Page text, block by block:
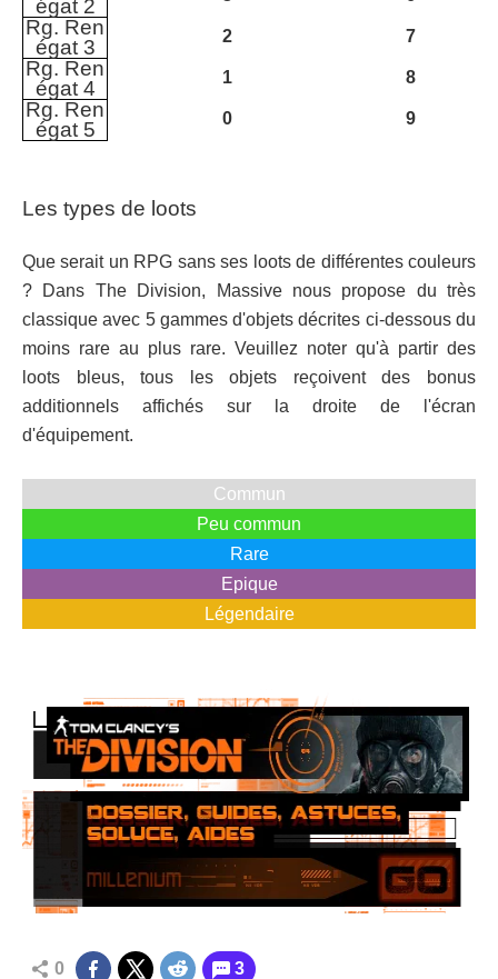
égat 2
Rg. Ren
égat 3
2 7
Rg. Ren
égat 4
1 8
Rg. Ren
égat 5
0 9
Les types de loots
Que serait un RPG sans ses loots de différentes couleurs
? Dans The Division, Massive nous propose du très
classique avec 5 gammes d'objets décrites ci-dessous du
moins rare au plus rare. Veuillez noter qu'à partir des
loots bleus, tous les objets reçoivent des bonus
additionnels affichés sur la droite de l'écran
d'équipement.
Commun
Peu commun
Rare
Epique
Légendaire
0 3